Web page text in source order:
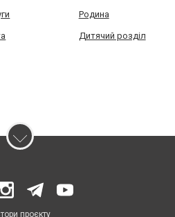
Родина
Дитячий розділ
проєкту